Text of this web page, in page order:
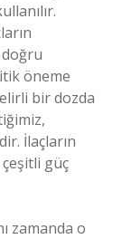
öneme
bir dozda
İlaçların
güç
zamanda o